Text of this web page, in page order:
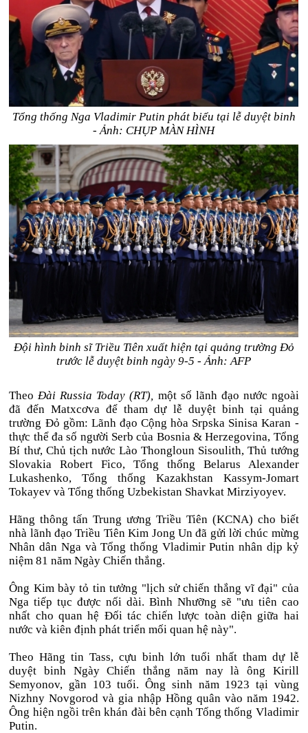
Tổng thống Nga Vladimir Putin phát biểu tại lễ duyệt binh
- Ảnh: CHỤP MÀN HÌNH
Đội hình binh sĩ Triều Tiên xuất hiện tại quảng trường Đỏ
trước lễ duyệt binh ngày 9-5 - Ảnh: AFP
TheoĐài Russia Today (RT), một số lãnh đạo nước ngoài
đã đến Matxcơva để tham dự lễ duyệt binh tại quảng
trường Đỏ gồm: Lãnh đạo Cộng hòa Srpska Sinisa Karan -
thực thể đa số người Serb của Bosnia & Herzegovina, Tổng
Bí thư, Chủ tịch nước Lào Thongloun Sisoulith, Thủ tướng
Slovakia Robert Fico, Tổng thống Belarus Alexander
Lukashenko, Tổng thống Kazakhstan Kassym-Jomart
Tokayev và Tổng thống Uzbekistan Shavkat Mirziyoyev.
Hãng thông tấn Trung ương Triều Tiên (KCNA) cho biết
nhà lãnh đạo Triều Tiên Kim Jong Un đã gửi lời chúc mừng
Nhân dân Nga và Tổng thống Vladimir Putin nhân dịp kỷ
niệm 81 năm Ngày Chiến thắng.
Ông Kim bày tỏ tin tưởng "lịch sử chiến thắng vĩ đại" của
Nga tiếp tục được nối dài. Bình Nhưỡng sẽ "ưu tiên cao
nhất cho quan hệ Đối tác chiến lược toàn diện giữa hai
nước và kiên định phát triển mối quan hệ này".
Theo Hãng tin Tass, cựu binh lớn tuổi nhất tham dự lễ
duyệt binh Ngày Chiến thắng năm nay là ông Kirill
Semyonov, gần 103 tuổi. Ông sinh năm 1923 tại vùng
Nizhny Novgorod và gia nhập Hồng quân vào năm 1942.
Ông hiện ngồi trên khán đài bên cạnh Tổng thống Vladimir
Putin.